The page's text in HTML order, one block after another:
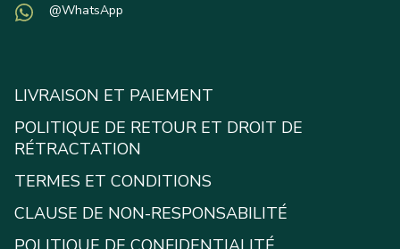
@WhatsApp
LIVRAISON ET PAIEMENT
POLITIQUE DE RETOUR ET DROIT DE
RÉTRACTATION
TERMES ET CONDITIONS
CLAUSE DE NON-RESPONSABILITÉ